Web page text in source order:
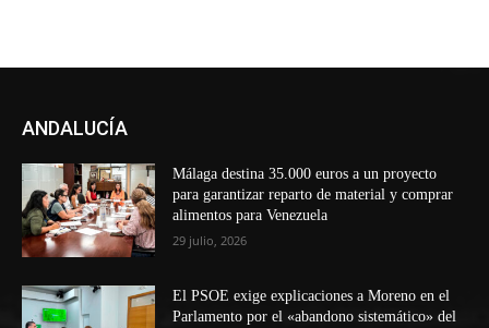
ANDALUCÍA
Málaga destina 35.000 euros a un proyecto
para garantizar reparto de material y comprar
alimentos para Venezuela
29 julio, 2026
El PSOE exige explicaciones a Moreno en el
Parlamento por el «abandono sistemático» del